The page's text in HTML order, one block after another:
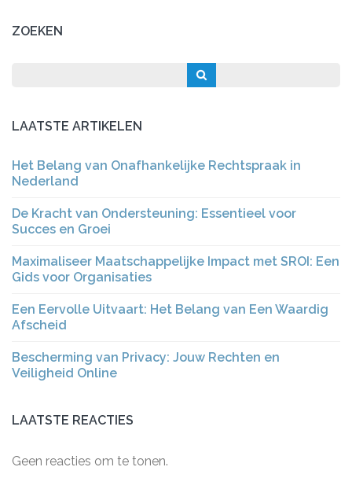
ZOEKEN
LAATSTE ARTIKELEN
Het Belang van Onafhankelijke Rechtspraak in
Nederland
De Kracht van Ondersteuning: Essentieel voor
Succes en Groei
Maximaliseer Maatschappelijke Impact met SROI: Een
Gids voor Organisaties
Een Eervolle Uitvaart: Het Belang van Een Waardig
Afscheid
Bescherming van Privacy: Jouw Rechten en
Veiligheid Online
LAATSTE REACTIES
Geen reacties om te tonen.